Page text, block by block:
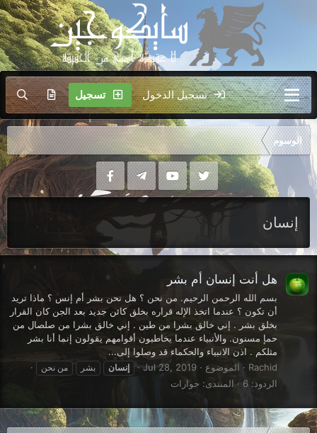
تسجيل الدخول تسجيل
الوسوم
إنسان
هل أنت إنسان أم بشر
بسم الله الرحمن الرحيم. من نحن ؟ هل نحن بشر أم إنس ؟ ماذا تريد
أن تكون ؟ عندما اتخذ الإله قراره بخلق كائن جديد بعد الجن كان القرار
بخلق بشر . إني خالق بشرا من طين . إني خالق بشرا من صلصال من
حمإ مسنون. والأنبياء عندما يخاطبون أقوامهم يقولون إنما أنا بشر
مثلكم . اذن الانبياء والحكماء قد وصلوا إلى...
Rachid
الموضوع Jul 28, 2019 إنسان بشر من نحن
الردود: 6 المنتدى: حوارات